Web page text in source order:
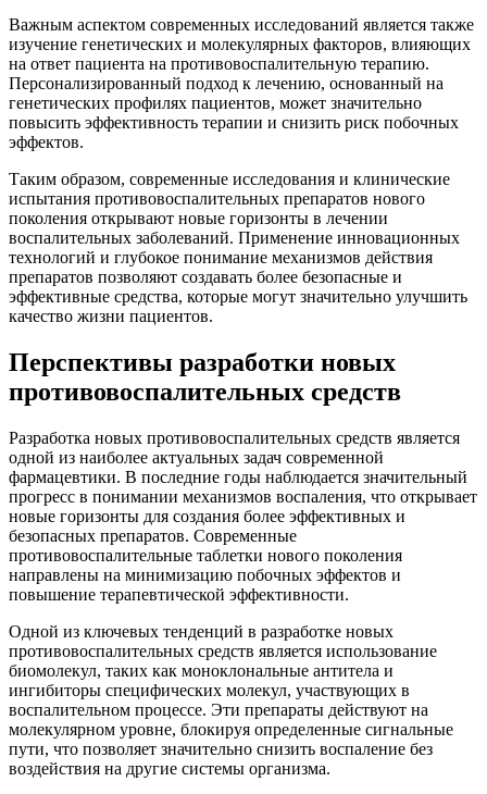
Важным аспектом современных исследований является также
изучение генетических и молекулярных факторов, влияющих
на ответ пациента на противовоспалительную терапию.
Персонализированный подход к лечению, основанный на
генетических профилях пациентов, может значительно
повысить эффективность терапии и снизить риск побочных
эффектов.
Таким образом, современные исследования и клинические
испытания противовоспалительных препаратов нового
поколения открывают новые горизонты в лечении
воспалительных заболеваний. Применение инновационных
технологий и глубокое понимание механизмов действия
препаратов позволяют создавать более безопасные и
эффективные средства, которые могут значительно улучшить
качество жизни пациентов.
Перспективы разработки новых
противовоспалительных средств
Разработка новых противовоспалительных средств является
одной из наиболее актуальных задач современной
фармацевтики. В последние годы наблюдается значительный
прогресс в понимании механизмов воспаления, что открывает
новые горизонты для создания более эффективных и
безопасных препаратов. Современные
противовоспалительные таблетки нового поколения
направлены на минимизацию побочных эффектов и
повышение терапевтической эффективности.
Одной из ключевых тенденций в разработке новых
противовоспалительных средств является использование
биомолекул, таких как моноклональные антитела и
ингибиторы специфических молекул, участвующих в
воспалительном процессе. Эти препараты действуют на
молекулярном уровне, блокируя определенные сигнальные
пути, что позволяет значительно снизить воспаление без
воздействия на другие системы организма.